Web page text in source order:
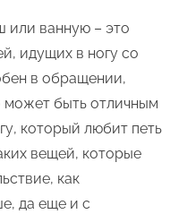
или ванную – это
идущих в ногу со
в обращении,
может быть отличным
который любит петь
вещей, которые
как
да еще и с